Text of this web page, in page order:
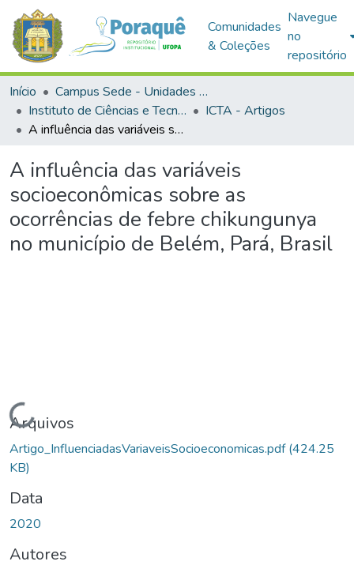
Comunidades
& Coleções
Navegue
no
repositório
Início
Campus Sede - Unidades Acadêmicas
Instituto de Ciências e Tecnologia das Águas
ICTA - Artigos
A influência das variáveis socioeconômicas sobre as ocorrências de febre chikungunya no município de Belém, Pará, Brasil
A influência das variáveis
socioeconômicas sobre as
ocorrências de febre chikungunya
no município de Belém, Pará, Brasil
Carregando...
Arquivos
Artigo_InfluenciadasVariaveisSocioeconomicas.pdf(424.25
KB)
Data
2020
Autores